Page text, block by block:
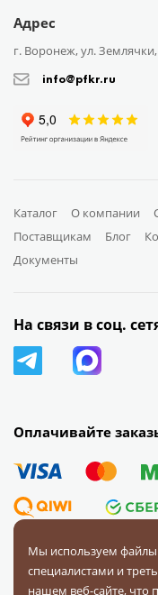
Адрес
г. Воронеж, ул.
info@pfkr.ru
Каталог О компании
Поставщикам
Блог
Документы
Оплачивайте
На связи в соц.
© 2008 — 2026 Первая
Мы используем
специалистами и
нашем веб-сайте, что